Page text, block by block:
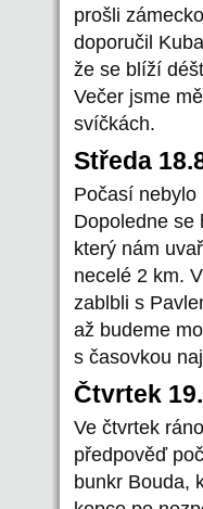
prošli
doporučil
že se blíží
Večer jsme
svíčkách.
Středa
Počasí
Dopoledne se
který nám
necelé 2 km.
zablbli s
až budeme
s časovkou
Čtvrtek
Ve čtvrtek
předpověď
bunkr Bouda,